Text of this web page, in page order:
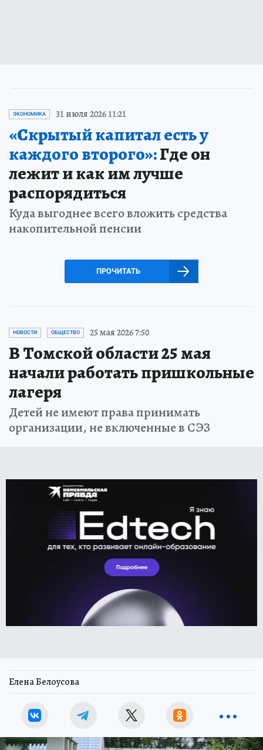
ЭКОНОМИКА 31 июля 2026 11:21
«Скрытый капитал есть у
каждого второго»:Где он
лежит и как им лучше
распорядиться
Куда выгоднее всего вложить средства
накопительной пенсии
ПРОЧИТАТЬ
НОВОСТИ ОБЩЕСТВО 25 мая 2026 7:50
В Томской области 25 мая
начали работать пришкольные
лагеря
Детей не имеют права принимать
организации, не включенные в СЭЗ
Елена Белоусова